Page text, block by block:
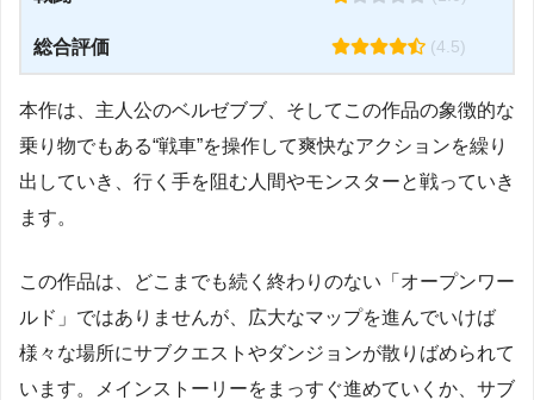
総合評価 (4.5)
本作は、主人公のベルゼブブ、そしてこの作品の象徴的な
乗り物でもある“戦車”を操作して爽快なアクションを繰り
出していき、行く手を阻む人間やモンスターと戦っていき
ます。
この作品は、どこまでも続く終わりのない「オープンワー
ルド」ではありませんが、広大なマップを進んでいけば
様々な場所にサブクエストやダンジョンが散りばめられて
います。メインストーリーをまっすぐ進めていくか、サブ